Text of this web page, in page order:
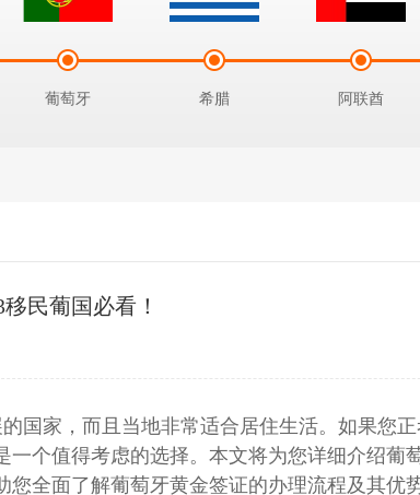
葡萄牙 希腊 阿联酋
民葡国必看！
国家，而且当地非常适合居住生活。如果您
个值得考虑的选择。本文将为您详细介绍葡
全面了解葡萄牙黄金签证的办理流程及其优势